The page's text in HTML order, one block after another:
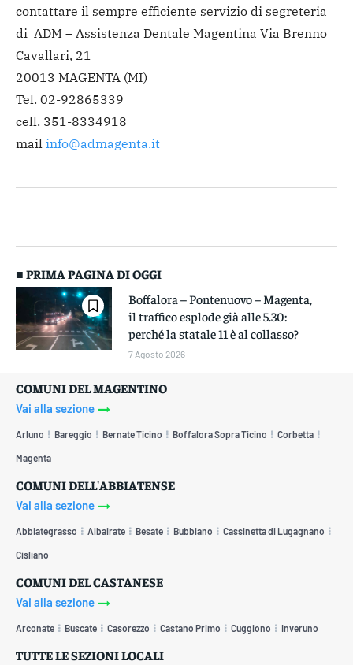
contattare il sempre efficiente servizio di segreteria
di ADM – Assistenza Dentale Magentina Via Brenno
Cavallari, 21
20013 MAGENTA (MI)
Tel. 02-92865339
cell. 351-8334918
mail info@admagenta.it
■ PRIMA PAGINA DI OGGI
Boffalora – Pontenuovo – Magenta,
il traffico esplode già alle 5.30:
perché la statale 11 è al collasso?
7 Agosto 2026
COMUNI DEL MAGENTINO
Vai alla sezione
Arluno Bareggio Bernate Ticino Boffalora Sopra Ticino Corbetta
Magenta
COMUNI DELL'ABBIATENSE
Vai alla sezione
Abbiategrasso Albairate Besate Bubbiano Cassinetta di Lugagnano
Cisliano
COMUNI DEL CASTANESE
Vai alla sezione
Arconate Buscate Casorezzo Castano Primo Cuggiono Inveruno
TUTTE LE SEZIONI LOCALI